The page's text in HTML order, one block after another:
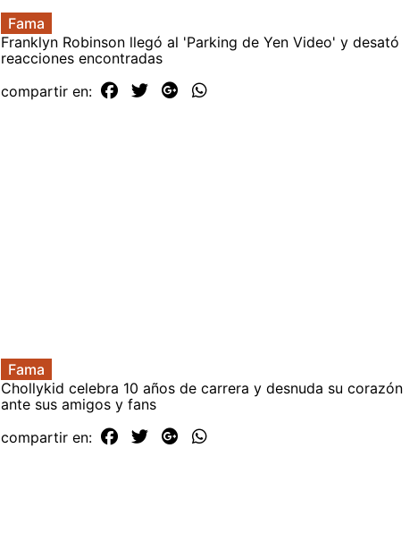
Fama
Franklyn Robinson llegó al 'Parking de Yen Video' y desató
reacciones encontradas
compartir en:
Fama
Chollykid celebra 10 años de carrera y desnuda su corazón
ante sus amigos y fans
compartir en: